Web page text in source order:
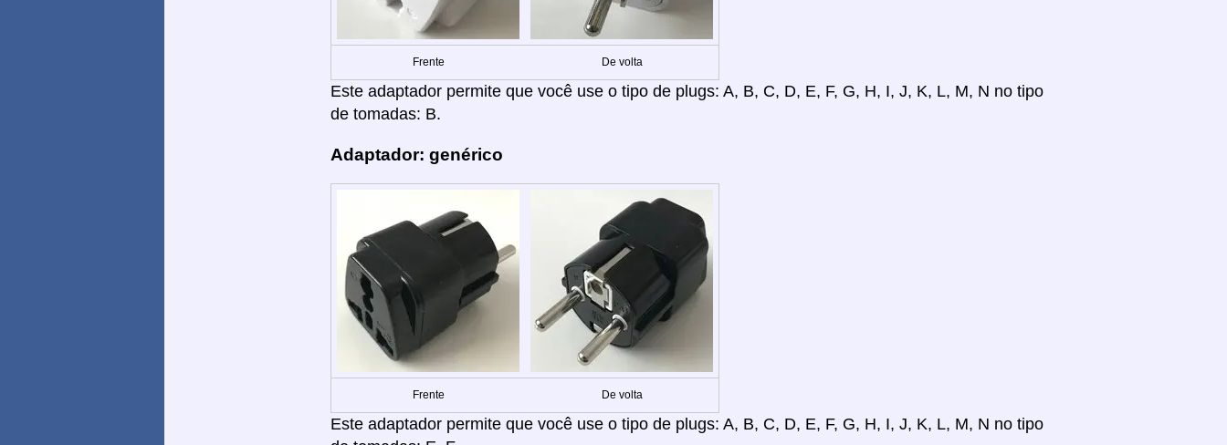
Frente De volta
Este adaptador permite que você use o tipo de plugs: A, B, C, D, E, F, G, H, I, J, K, L, M, N no tipo
de tomadas: B.
Adaptador: genérico
Frente De volta
Este adaptador permite que você use o tipo de plugs: A, B, C, D, E, F, G, H, I, J, K, L, M, N no tipo